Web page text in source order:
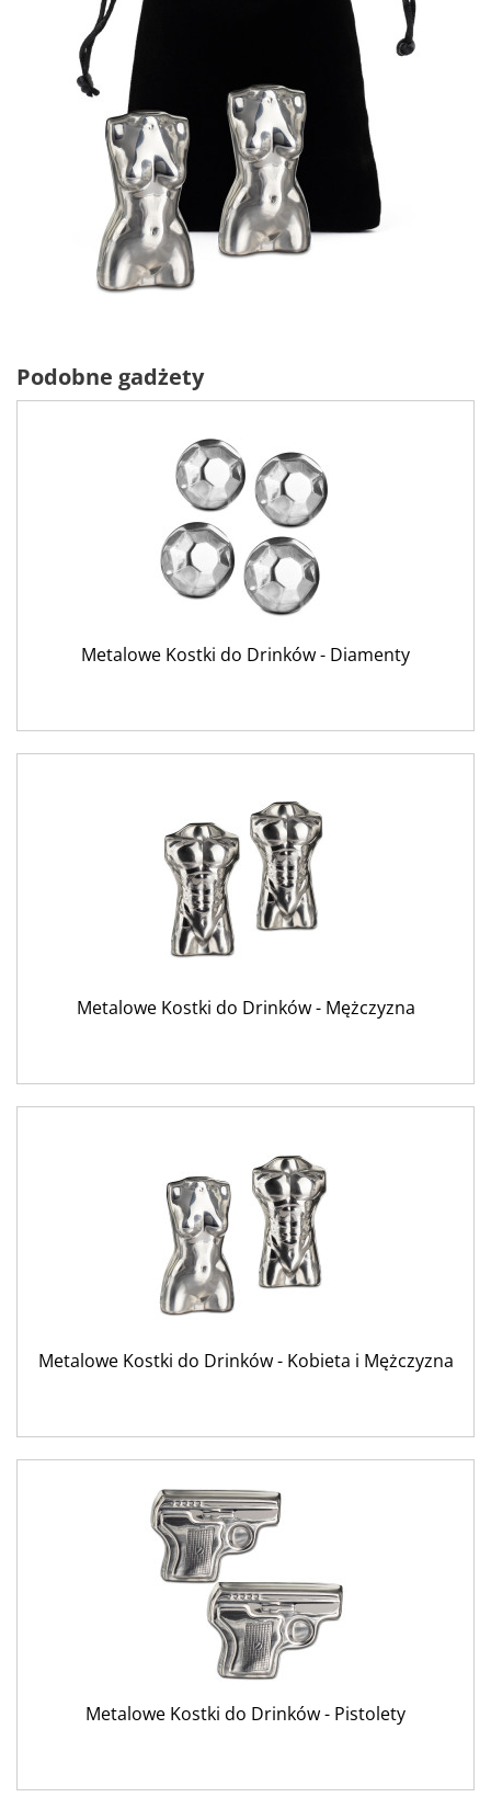
Podobne gadżety
Metalowe Kostki do Drinków - Diamenty
Metalowe Kostki do Drinków - Mężczyzna
Metalowe Kostki do Drinków - Kobieta i Mężczyzna
Metalowe Kostki do Drinków - Pistolety